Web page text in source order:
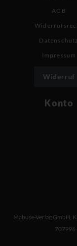
AGB
Datenschutz
Impressum
Widerruf
Konto
Mabuse-Verlag GmbH
707996